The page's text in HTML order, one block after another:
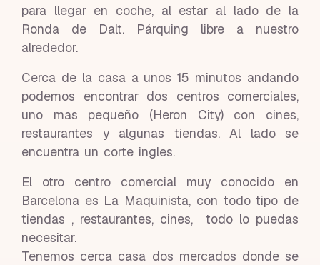
para llegar en coche, al estar al lado de la
Ronda de Dalt. Párquing libre a nuestro
alrededor.
Cerca de la casa a unos 15 minutos andando
podemos encontrar dos centros comerciales,
uno mas pequeño (Heron City) con cines,
restaurantes y algunas tiendas. Al lado se
encuentra un corte ingles.
El otro centro comercial muy conocido en
Barcelona es La Maquinista, con todo tipo de
tiendas , restaurantes, cines, todo lo puedas
necesitar.
Tenemos cerca casa dos mercados donde se